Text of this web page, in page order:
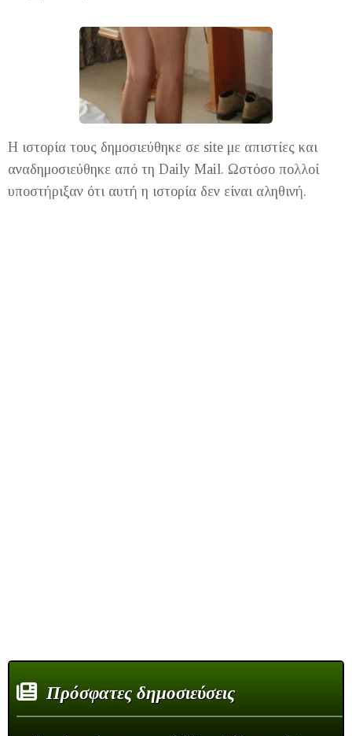
Η ιστορία τους δημοσιεύθηκε σε site με απιστίες και
αναδημοσιεύθηκε από τη Daily Mail. Ωστόσο πολλοί
υποστήριξαν ότι αυτή η ιστορία δεν είναι αληθινή.
Πρόσφατες δημοσιεύσεις